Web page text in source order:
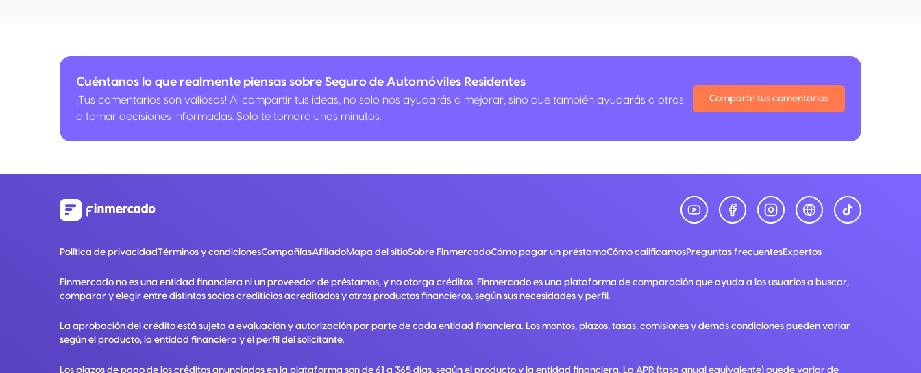
Cuéntanos lo que realmente piensas sobre Seguro de Automóviles Residentes
¡Tus comentarios son valiosos! Al compartir tus ideas, no solo nos ayudarás a mejorar, sino que también ayudarás a otros
a tomar decisiones informadas. Solo te tomará unos minutos.
Comparte tus comentarios
Política de privacidadTérminos y condicionesCompañíasAfiliadoMapa del sitioSobre FinmercadoCómo pagar un préstamoCómo calificamosPreguntas frecuentesExpertos
Finmercado no es una entidad financiera ni un proveedor de préstamos, y no otorga créditos. Finmercado es una plataforma de comparación que ayuda a los usuarios a buscar,
comparar y elegir entre distintos socios crediticios acreditados y otros productos financieros, según sus necesidades y perfil.
La aprobación del crédito está sujeta a evaluación y autorización por parte de cada entidad financiera. Los montos, plazos, tasas, comisiones y demás condiciones pueden variar
según el producto, la entidad financiera y el perfil del solicitante.
Los plazos de pago de los créditos anunciados en la plataforma son de 61 a 365 días, según el producto y la entidad financiera. La APR (tasa anual equivalente) puede variar de